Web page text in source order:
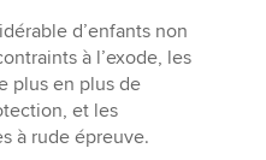
d’enfants non
à l’exode, les
plus en plus de
et les
à rude épreuve.